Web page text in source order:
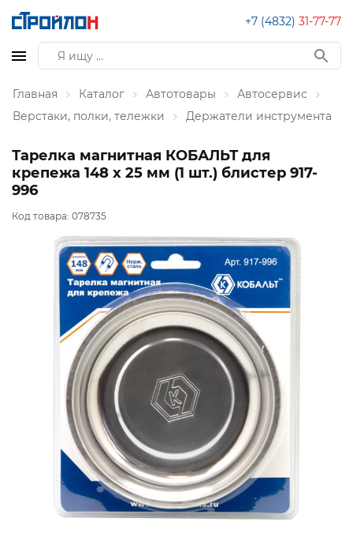
+7 (4832) 31-77-77
Главная Каталог Автотовары
Автосервис
Верстаки, полки, тележки
Держатели инструмента
Тарелка магнитная КОБАЛЬТ для
крепежа 148 х 25 мм (1 шт.) блистер 917-
996
Код товара: 078735